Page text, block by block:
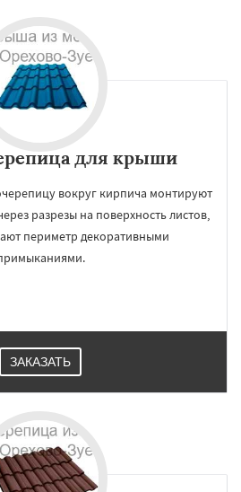
для крыши
вокруг кирпича монтируют
разрезы на поверхность листов,
периметр декоративными
ЗАКАЗАТЬ